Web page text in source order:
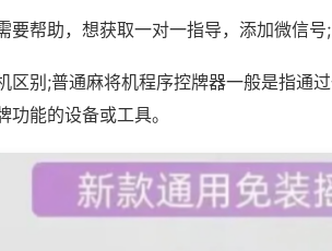
要帮助，想获取一对一指导，添加微信号
区别;普通麻将机程序控牌器一般是指通
能的设备或工具。